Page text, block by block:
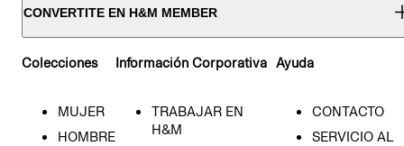
CONVERTITE EN H&M MEMBER
Colecciones
MUJER
HOMBRE
Información Corporativa
TRABAJAR EN
H&M
Ayuda
CONTACTO
SERVICIO AL